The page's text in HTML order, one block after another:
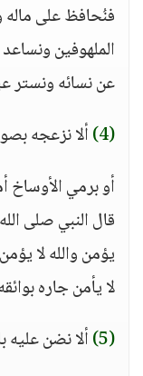
فنُحافظ على
الملهوفين
عن نسائه ونستر
(4)
ألا نزعجه
أو برمي الأوساخ
قال النبي صلى
يؤمن والله لا
لا يأمن جاره
(5)
ألا نضن عليه